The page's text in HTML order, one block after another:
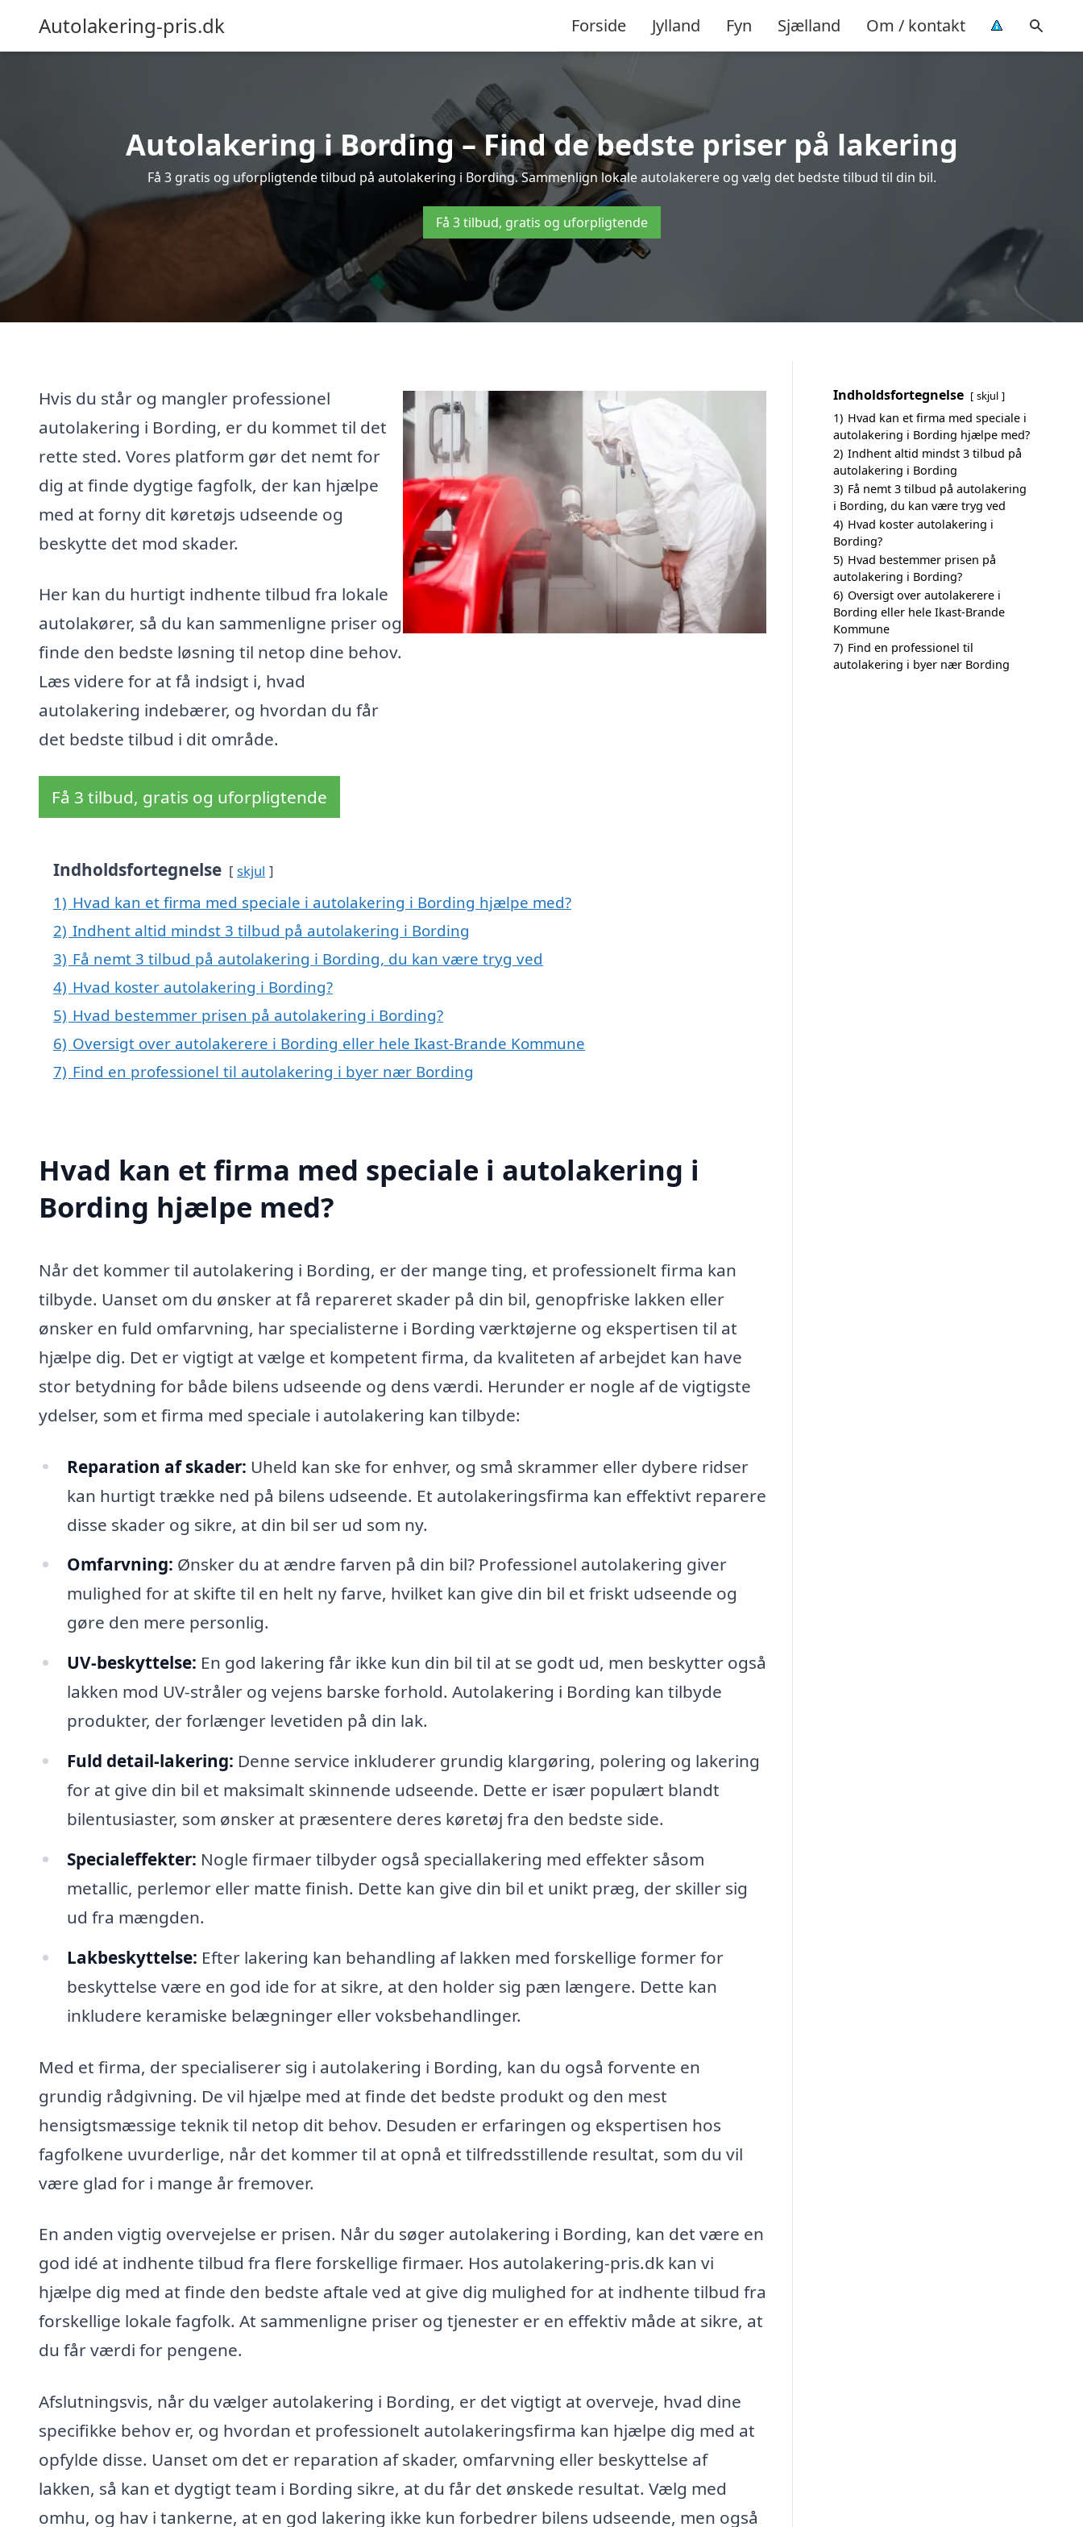
Autolakering-pris.dk Forside Jylland Fyn Sjælland Om / kontakt
Autolakering i Bording – Find de bedste priser på lakering
Få 3 gratis og uforpligtende tilbud på autolakering i Bording. Sammenlign lokale autolakerere og vælg det bedste tilbud til din bil.
Få 3 tilbud, gratis og uforpligtende
Hvis du står og mangler professionel
autolakering i Bording, er du kommet til det
rette sted. Vores platform gør det nemt for
dig at finde dygtige fagfolk, der kan hjælpe
med at forny dit køretøjs udseende og
beskytte det mod skader.
Her kan du hurtigt indhente tilbud fra lokale
autolakører, så du kan sammenligne priser og
finde den bedste løsning til netop dine behov.
Læs videre for at få indsigt i, hvad
autolakering indebærer, og hvordan du får
det bedste tilbud i dit område.
Få 3 tilbud, gratis og uforpligtende
Indholdsfortegnelse skjul
1) Hvad kan et firma med speciale i autolakering i Bording hjælpe med?
2) Indhent altid mindst 3 tilbud på autolakering i Bording
3) Få nemt 3 tilbud på autolakering i Bording, du kan være tryg ved
4) Hvad koster autolakering i Bording?
5) Hvad bestemmer prisen på autolakering i Bording?
6) Oversigt over autolakerere i Bording eller hele Ikast-Brande Kommune
7) Find en professionel til autolakering i byer nær Bording
Hvad kan et firma med speciale i autolakering i
Bording hjælpe med?
Når det kommer til autolakering i Bording, er der mange ting, et professionelt firma kan
tilbyde. Uanset om du ønsker at få repareret skader på din bil, genopfriske lakken eller
ønsker en fuld omfarvning, har specialisterne i Bording værktøjerne og ekspertisen til at
hjælpe dig. Det er vigtigt at vælge et kompetent firma, da kvaliteten af arbejdet kan have
stor betydning for både bilens udseende og dens værdi. Herunder er nogle af de vigtigste
ydelser, som et firma med speciale i autolakering kan tilbyde:
Reparation af skader: Uheld kan ske for enhver, og små skrammer eller dybere ridser
kan hurtigt trække ned på bilens udseende. Et autolakeringsfirma kan effektivt reparere
disse skader og sikre, at din bil ser ud som ny.
Omfarvning: Ønsker du at ændre farven på din bil? Professionel autolakering giver
mulighed for at skifte til en helt ny farve, hvilket kan give din bil et friskt udseende og
gøre den mere personlig.
UV-beskyttelse: En god lakering får ikke kun din bil til at se godt ud, men beskytter også
lakken mod UV-stråler og vejens barske forhold. Autolakering i Bording kan tilbyde
produkter, der forlænger levetiden på din lak.
Fuld detail-lakering: Denne service inkluderer grundig klargøring, polering og lakering
for at give din bil et maksimalt skinnende udseende. Dette er især populært blandt
bilentusiaster, som ønsker at præsentere deres køretøj fra den bedste side.
Specialeffekter: Nogle firmaer tilbyder også speciallakering med effekter såsom
metallic, perlemor eller matte finish. Dette kan give din bil et unikt præg, der skiller sig
ud fra mængden.
Lakbeskyttelse: Efter lakering kan behandling af lakken med forskellige former for
beskyttelse være en god ide for at sikre, at den holder sig pæn længere. Dette kan
inkludere keramiske belægninger eller voksbehandlinger.
Med et firma, der specialiserer sig i autolakering i Bording, kan du også forvente en
grundig rådgivning. De vil hjælpe med at finde det bedste produkt og den mest
hensigtsmæssige teknik til netop dit behov. Desuden er erfaringen og ekspertisen hos
fagfolkene uvurderlige, når det kommer til at opnå et tilfredsstillende resultat, som du vil
være glad for i mange år fremover.
En anden vigtig overvejelse er prisen. Når du søger autolakering i Bording, kan det være en
god idé at indhente tilbud fra flere forskellige firmaer. Hos autolakering-pris.dk kan vi
hjælpe dig med at finde den bedste aftale ved at give dig mulighed for at indhente tilbud fra
forskellige lokale fagfolk. At sammenligne priser og tjenester er en effektiv måde at sikre, at
du får værdi for pengene.
Afslutningsvis, når du vælger autolakering i Bording, er det vigtigt at overveje, hvad dine
specifikke behov er, og hvordan et professionelt autolakeringsfirma kan hjælpe dig med at
opfylde disse. Uanset om det er reparation af skader, omfarvning eller beskyttelse af
lakken, så kan et dygtigt team i Bording sikre, at du får det ønskede resultat. Vælg med
omhu, og hav i tankerne, at en god lakering ikke kun forbedrer bilens udseende, men også
Indholdsfortegnelse skjul
1) Hvad kan et firma med speciale i
autolakering i Bording hjælpe med?
2) Indhent altid mindst 3 tilbud på
autolakering i Bording
3) Få nemt 3 tilbud på autolakering
i Bording, du kan være tryg ved
4) Hvad koster autolakering i
Bording?
5) Hvad bestemmer prisen på
autolakering i Bording?
6) Oversigt over autolakerere i
Bording eller hele Ikast-Brande
Kommune
7) Find en professionel til
autolakering i byer nær Bording